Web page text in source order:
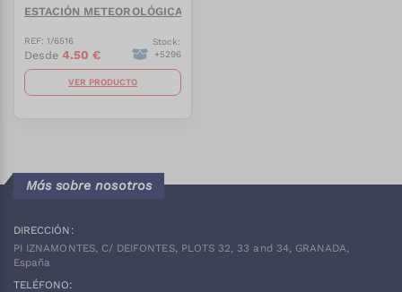
ESTACIÓN METEOROLÓGICA HELEIN
REF: 1/6516
Desde 4.50 €
Stock:
+5296
VER PRODUCTO
Más sobre nosotros
DIRECCIÓN:
PI IZNAMONTES, C/ DEIFONTES, PLOTS 32, 33 and 34, GRANADA,
España
TELÉFONO: